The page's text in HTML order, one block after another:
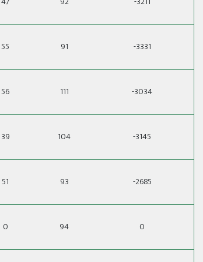
55 91 -3331
56 111 -3034
39 104 -3145
51 93 -2685
0 94 0